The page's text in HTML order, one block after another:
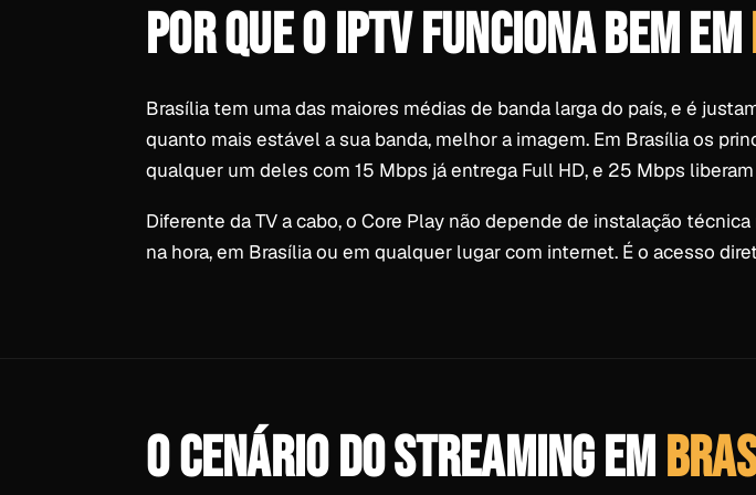
POR QUE O IPTV FUNCIONA BEM EM
Brasília tem uma das maiores médias de banda larga do país, e é
quanto mais estável a sua banda, melhor a imagem. Em Brasília os
qualquer um deles com 15 Mbps já entrega Full HD, e 25 Mbps liberam
Diferente da TV a cabo, o Core Play não depende de instalação
na hora, em Brasília ou em qualquer lugar com internet. É o acesso
O CENÁRIO DO STREAMING EM